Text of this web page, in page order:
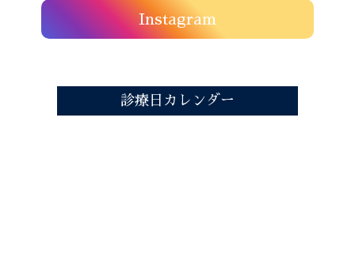
Instagram
診療日カレンダー